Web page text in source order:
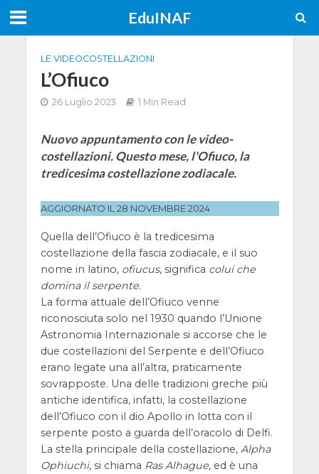
EduINAF
LE VIDEOCOSTELLAZIONI
L’Ofiuco
26 Luglio 2023 1 Min Read
Nuovo appuntamento con le video-
costellazioni. Questo mese, l'Ofiuco, la
tredicesima costellazione zodiacale.
AGGIORNATO IL 28 NOVEMBRE 2024
Quella dell’Ofiuco è la tredicesima
costellazione della fascia zodiacale, e il suo
nome in latino, ofiucus, significa colui che
domina il serpente.
La forma attuale dell’Ofiuco venne
riconosciuta solo nel 1930 quando l’Unione
Astronomia Internazionale si accorse che le
due costellazioni del Serpente e dell’Ofiuco
erano legate una all’altra, praticamente
sovrapposte. Una delle tradizioni greche più
antiche identifica, infatti, la costellazione
dell’Ofiuco con il dio Apollo in lotta con il
serpente posto a guarda dell’oracolo di Delfi.
La stella principale della costellazione, Alpha
Ophiuchi, si chiama Ras Alhague, ed è una